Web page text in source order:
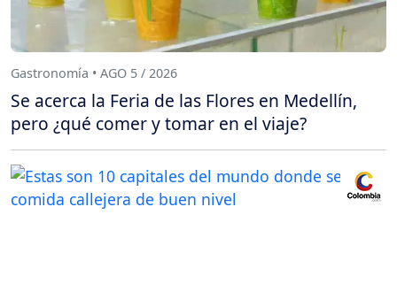
Gastronomía • AGO 5 / 2026
Se acerca la Feria de las Flores en Medellín,
pero ¿qué comer y tomar en el viaje?